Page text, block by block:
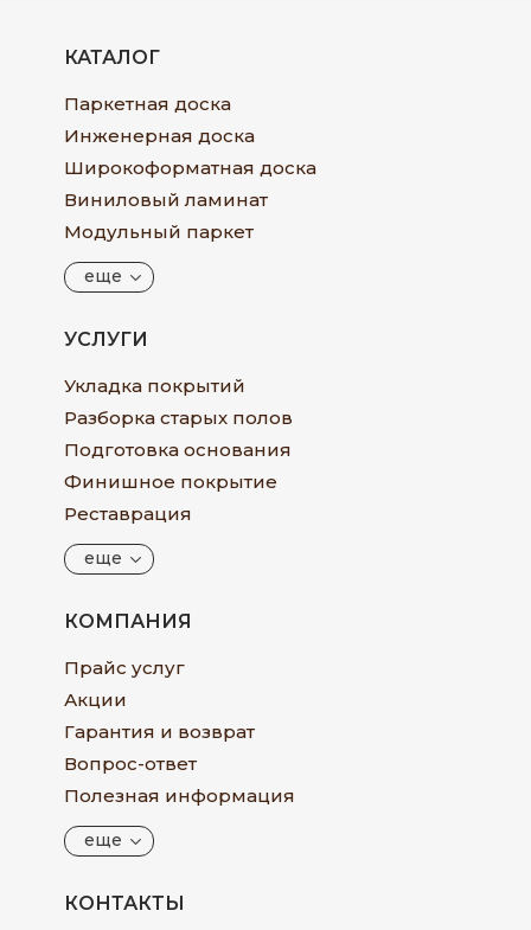
КАТАЛОГ
Паркетная доска
Инженерная доска
Широкоформатная доска
Виниловый ламинат
Модульный паркет
еще
УСЛУГИ
Укладка покрытий
Разборка старых полов
Подготовка основания
Финишное покрытие
Реставрация
еще
КОМПАНИЯ
Прайс услуг
Акции
Гарантия и возврат
Вопрос-ответ
Полезная информация
еще
КОНТАКТЫ